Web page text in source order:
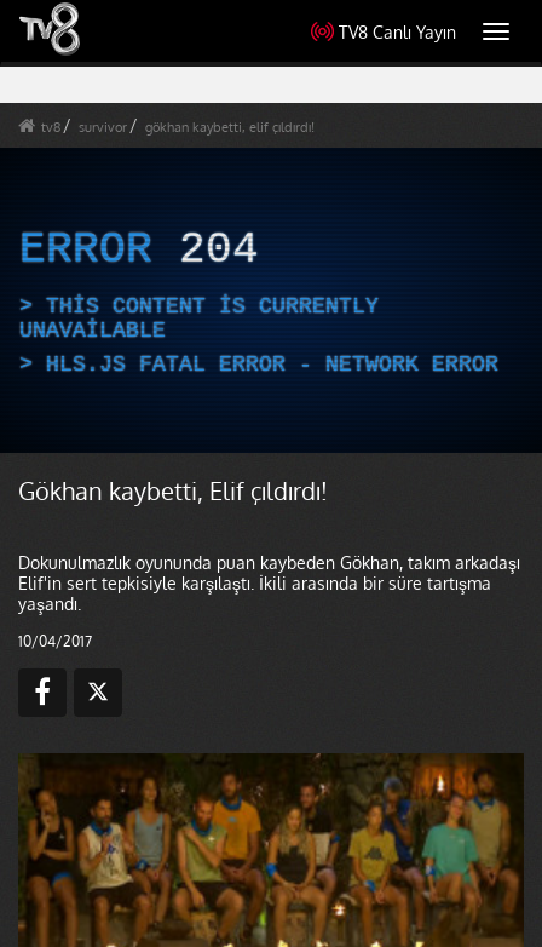
TV8 Canlı Yayın
tv8 survivor gökhan kaybetti, elif çıldırdı!
ERROR 204
THIS CONTENT IS CURRENTLY
UNAVAILABLE
HLS.JS FATAL ERROR - NETWORK ERROR
Gökhan kaybetti, Elif çıldırdı!
Dokunulmazlık oyununda puan kaybeden Gökhan, takım arkadaşı
Elif'in sert tepkisiyle karşılaştı. İkili arasında bir süre tartışma
yaşandı.
10/04/2017